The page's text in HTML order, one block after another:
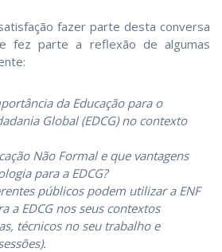
fazer parte desta conversa
fez parte a reflexão de algumas
da Educação para o
Global (EDCG) no contexto
Não Formal e que vantagens
para a EDCG?
públicos podem utilizar a ENF
a EDCG nos seus contextos
técnicos no seu trabalho e